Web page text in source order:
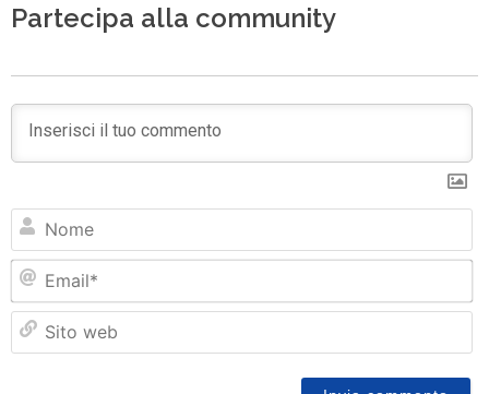
Partecipa alla community